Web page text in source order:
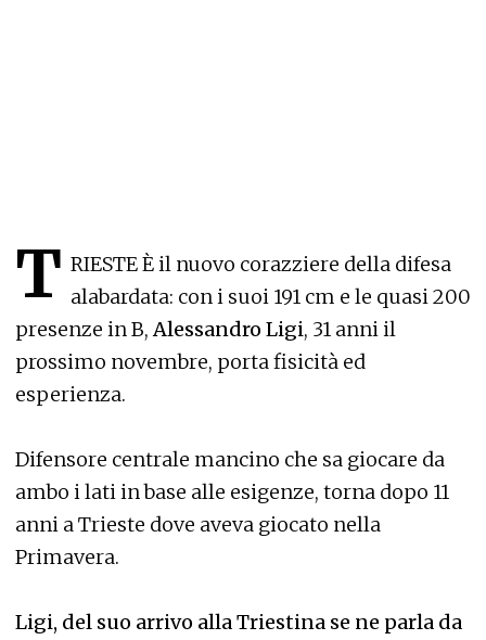
T RIESTE È il nuovo corazziere della difesa
alabardata: con i suoi 191 cm e le quasi 200
presenze in B, Alessandro Ligi, 31 anni il
prossimo novembre, porta fisicità ed
esperienza.
Difensore centrale mancino che sa giocare da
ambo i lati in base alle esigenze, torna dopo 11
anni a Trieste dove aveva giocato nella
Primavera.
Ligi, del suo arrivo alla Triestina se ne parla da